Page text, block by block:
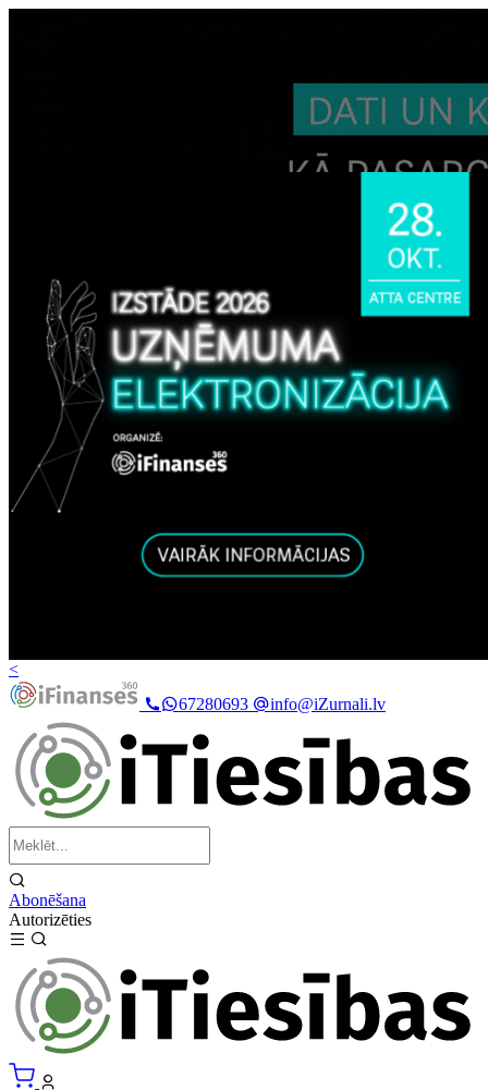
<
67280693
info@iZurnali.lv
Abonēšana
Autorizēties